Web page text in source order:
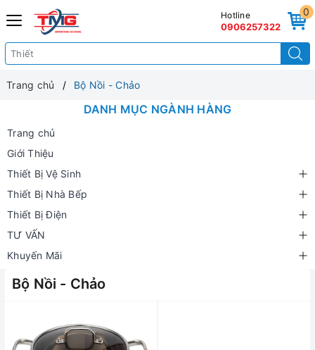
0
Hotline
0906257322
Trang chủ Bộ Nồi - Chảo
DANH MỤC NGÀNH HÀNG
Trang chủ
Giới Thiệu
Thiết Bị Vệ Sinh
Thiết Bị Nhà Bếp
Thiết Bị Điện
TƯ VẤN
Khuyến Mãi
Bộ Nồi - Chảo